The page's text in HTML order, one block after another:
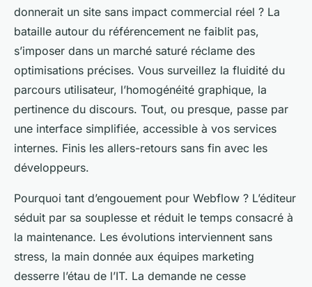
donnerait un site sans impact commercial réel ? La
bataille autour du référencement ne faiblit pas,
s’imposer dans un marché saturé réclame des
optimisations précises. Vous surveillez la fluidité du
parcours utilisateur, l’homogénéité graphique, la
pertinence du discours. Tout, ou presque, passe par
une interface simplifiée, accessible à vos services
internes. Finis les allers-retours sans fin avec les
développeurs.
Pourquoi tant d’engouement pour Webflow ? L’éditeur
séduit par sa souplesse et réduit le temps consacré à
la maintenance. Les évolutions interviennent sans
stress, la main donnée aux équipes marketing
desserre l’étau de l’IT. La demande ne cesse